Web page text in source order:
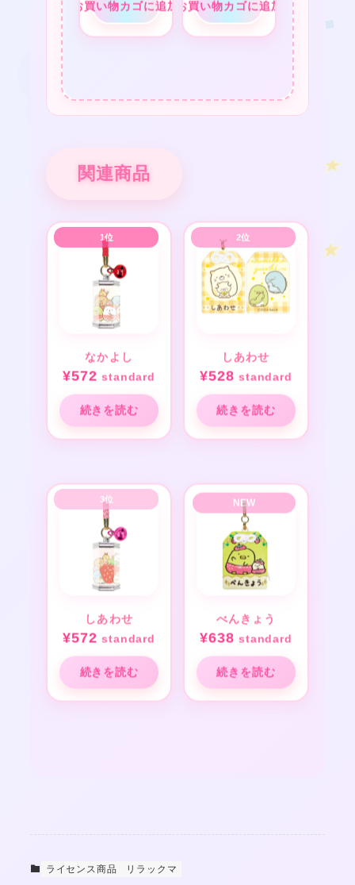
お買い物カゴに追加 お買い物カゴに追加
関連商品
なかよし
¥572 standard
続きを読む
しあわせ
¥528 standard
続きを読む
しあわせ
¥572 standard
続きを読む
べんきょう
¥638 standard
続きを読む
ライセンス商品 リラックマ